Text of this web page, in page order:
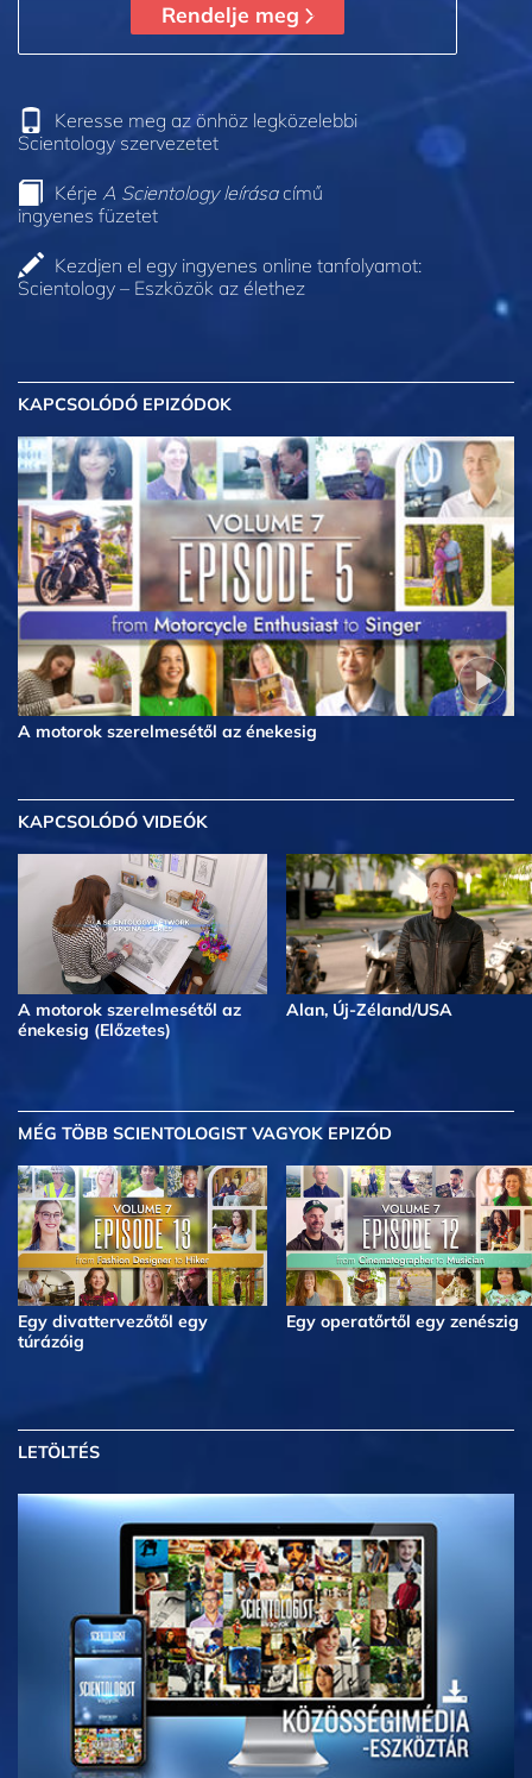
Rendelje meg
Keresse meg az önhöz legközelebbi
Scientology szervezetet
Kérje A Scientology leírásacímű
ingyenes füzetet
Kezdjen el egy ingyenes online tanfolyamot:
Scientology – Eszközök az élethez
KAPCSOLÓDÓ EPIZÓDOK
A motorok szerelmesétől az énekesig
KAPCSOLÓDÓ VIDEÓK
A motorok szerelmesétől az
énekesig (Előzetes)
Alan, Új-Zéland/USA
MÉG TÖBB SCIENTOLOGIST VAGYOK EPIZÓD
Egy divattervezőtől egy
túrázóig
Egy operatőrtől egy zenészig
LETÖLTÉS